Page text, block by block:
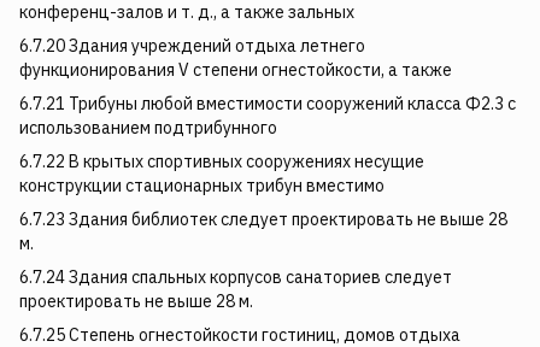
конференц-залов и т. д., а также зальных
6.7.20 Здания учреждений отдыха летнего
функционирования V степени огнестойкости, а также
6.7.21 Трибуны любой вместимости сооружений класса Ф2.3 с
использованием подтрибунного
6.7.22 В крытых спортивных сооружениях несущие
конструкции стационарных трибун вместимо­
6.7.23 Здания библиотек следует проектировать не выше 28
м.
6.7.24 Здания спальных корпусов санаториев следует
проектировать не выше 28 м.
6.7.25 Степень огнестойкости гостиниц, домов отдыха